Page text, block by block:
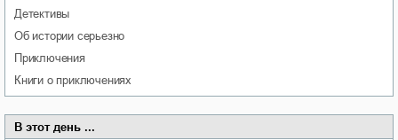
детективы
об истории серьезно
приключения
книги о приключениях
В этот день ...